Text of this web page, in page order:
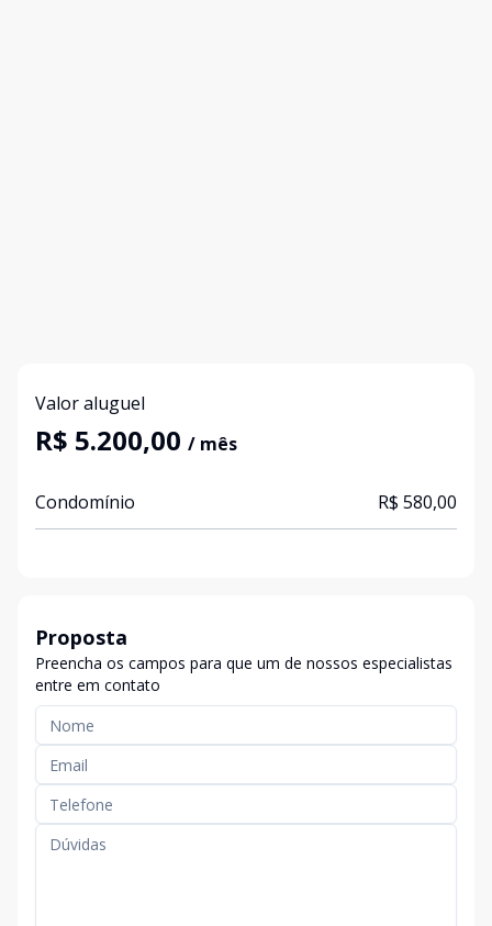
Valor aluguel
R$ 5.200,00 / mês
Condomínio R$ 580,00
Proposta
Preencha os campos para que um de nossos especialistas
entre em contato